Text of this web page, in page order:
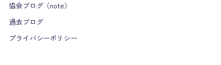
協会ブログ（note）
過去ブログ
プライバシーポリシー